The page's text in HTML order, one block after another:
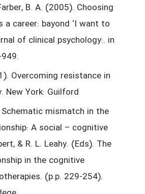
B. A. (2005). Choosing
a career: bayond ‘I want to
of clinical psychology:. in
Overcoming resistance in
New York: Guilford
mismatch in the
A social – cognitive
& R. L. Leahy. (Eds). The
in the cognitive
(p.p. 229-254).